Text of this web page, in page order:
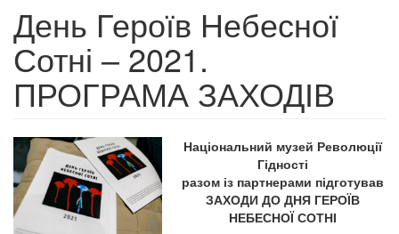
День Героїв Небесної
Сотні – 2021.
ПРОГРАМА ЗАХОДІВ
Національний музей Революції
Гідності
разом із партнерами підготував
ЗАХОДИ ДО ДНЯ ГЕРОЇВ
НЕБЕСНОЇ СОТНІ